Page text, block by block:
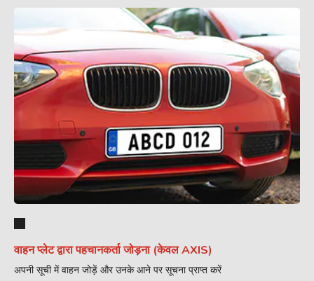
वाहन प्लेट द्वारा पहचानकर्ता जोड़ना (केवल AXIS)
अपनी सूची में वाहन जोड़ें और उनके आने पर सूचना प्राप्त करें